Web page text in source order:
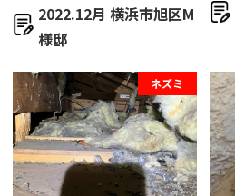
2022.12月 横浜市旭区M
様邸
ネズミ